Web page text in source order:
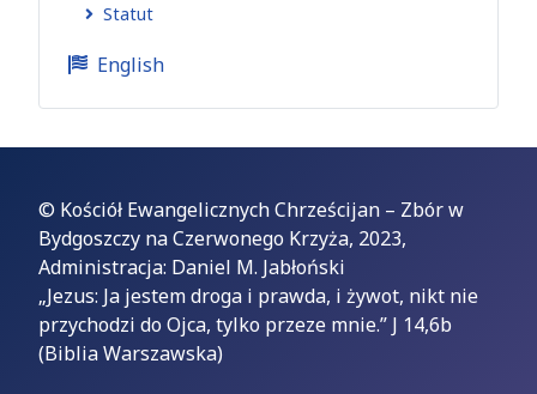
Statut
English
© Kościół Ewangelicznych Chrześcijan – Zbór w
Bydgoszczy na Czerwonego Krzyża, 2023,
Administracja: Daniel M. Jabłoński
„Jezus: Ja jestem droga i prawda, i żywot, nikt nie
przychodzi do Ojca, tylko przeze mnie.” J 14,6b
(Biblia Warszawska)